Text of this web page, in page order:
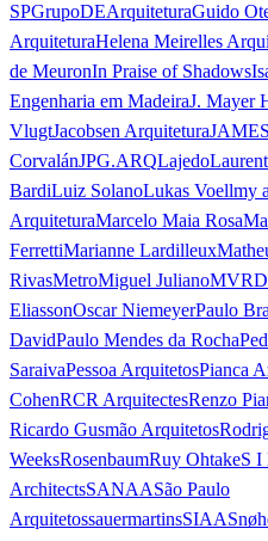
SPGrupoDEArquiteturaGuido
ArquiteturaHelena Meirelles
de MeuronIn Praise of Shadows
Engenharia em MadeiraJ. Mayer
VlugtJacobsen Arquitetura
CorvalánJPG.ARQLajedo
BardiLuiz SolanoLukas Voellmy
ArquiteturaMarcelo Maia Rosa
FerrettiMarianne Lardilleux
RivasMetroMiguel Juliano
EliassonOscar NiemeyerPaulo
DavidPaulo Mendes da Rocha
SaraivaPessoa ArquitetosPianca
CohenRCR ArquitectesRenzo
Ricardo Gusmão Arquitetos
WeeksRosenbaumRuy OhtakeS I
ArchitectsSANAASão Paulo
ArquitetossauermartinsSIAA